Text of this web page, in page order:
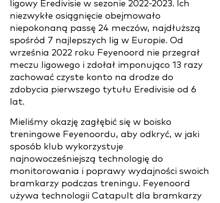
ligowy Eredivisie w sezonie 2022-2023. Ich
niezwykłe osiągnięcie obejmowało
niepokonaną passę 24 meczów, najdłuższą
spośród 7 najlepszych lig w Europie. Od
września 2022 roku Feyenoord nie przegrał
meczu ligowego i zdołał imponująco 13 razy
zachować czyste konto na drodze do
zdobycia pierwszego tytułu Eredivisie od 6
lat.
Mieliśmy okazję zagłębić się w boisko
treningowe Feyenoordu, aby odkryć, w jaki
sposób klub wykorzystuje
najnowocześniejszą technologię do
monitorowania i poprawy wydajności swoich
bramkarzy podczas treningu. Feyenoord
używa technologii Catapult dla bramkarzy